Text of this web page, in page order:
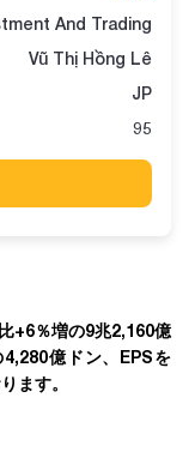
And Trading
Vũ Thị Hồng Lê
JP
95
+6％増の9兆2,160億
4,280億ドン、 EPSを
ます。